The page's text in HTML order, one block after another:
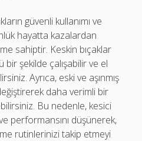
güvenli kullanımı ve
hayatta kazalardan
sahiptir. Keskin bıçaklar
şekilde çalışabilir ve el
Ayrıca, eski ve aşınmış
daha verimli bir
Bu nedenle, kesici
performansını düşünerek,
rutinlerinizi takip etmeyi